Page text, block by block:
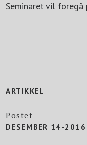
Seminaret vil foregå
ARTIKKEL
Postet
DESEMBER 14-2016